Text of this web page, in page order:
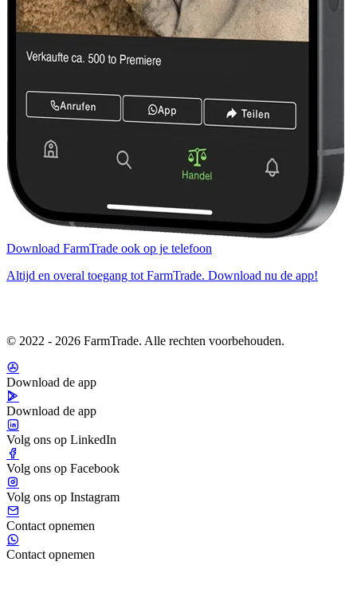
Download FarmTrade ook op je telefoon
Altijd en overal toegang tot FarmTrade. Download nu de app!
© 2022 - 2026 FarmTrade. Alle rechten voorbehouden.
Download de app
Download de app
Volg ons op LinkedIn
Volg ons op Facebook
Volg ons op Instagram
Contact opnemen
Contact opnemen